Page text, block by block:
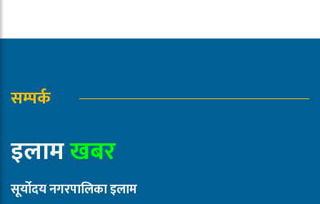
सम्पर्क
इलामखबर
सूर्योदय नगरपालिका इलाम